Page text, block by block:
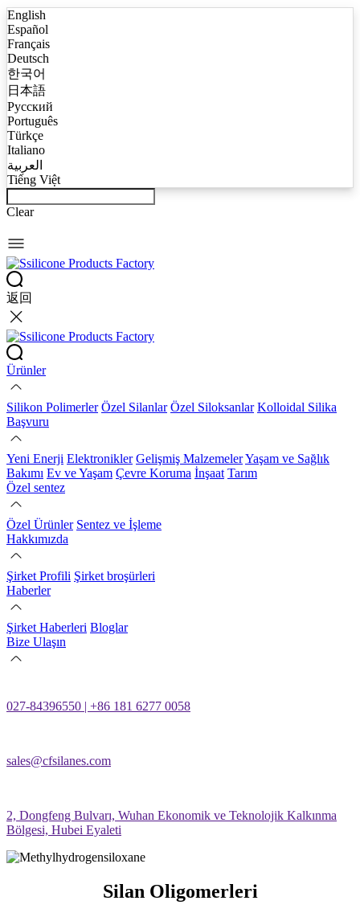
English
Español
Français
Deutsch
한국어
日本語
Русский
Português
Türkçe
Italiano
العربية
Tiếng Việt
Clear
返回
Ürünler
Silikon Polimerler Özel Silanlar Özel Siloksanlar Kolloidal Silika
Başvuru
Yeni Enerji Elektronikler Gelişmiş MalzemelerYaşam ve Sağlık
Bakımı Ev ve Yaşam Çevre Koruma İnşaat Tarım
Özel sentez
Özel Ürünler Sentez ve İşleme
Hakkımızda
Şirket Profili Şirket broşürleri
Haberler
Şirket Haberleri Bloglar
Bize Ulaşın
027-84396550 | +86 181 6277 0058
sales@cfsilanes.com
2, Dongfeng Bulvarı, Wuhan Ekonomik ve Teknolojik Kalkınma
Bölgesi, Hubei Eyaleti
Silan Oligomerleri